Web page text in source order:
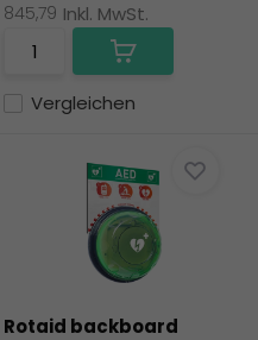
Vergleichen
845,79 Inkl. MwSt.
Rotaid backboard